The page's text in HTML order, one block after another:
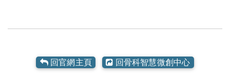
回官網主頁 回骨科智慧微創中心